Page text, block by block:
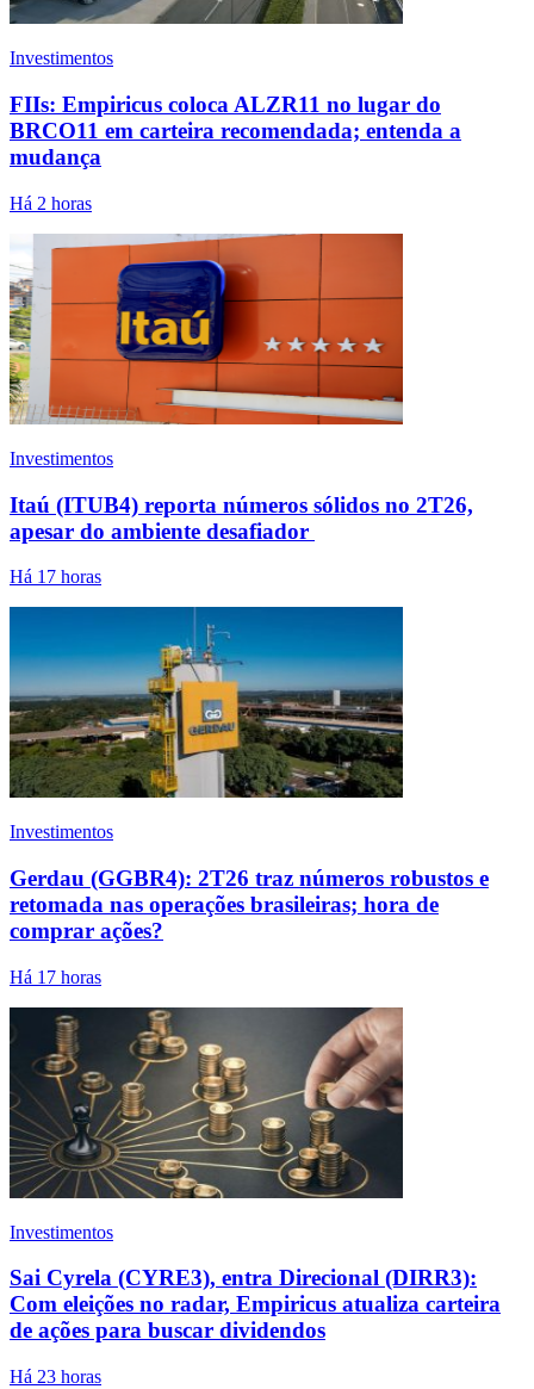
Investimentos
FIIs: Empiricus coloca ALZR11 no lugar do
BRCO11 em carteira recomendada; entenda a
mudança
Há 2 horas
Investimentos
Itaú (ITUB4) reporta números sólidos no 2T26,
apesar do ambiente desafiador
Há 17 horas
Investimentos
Gerdau (GGBR4): 2T26 traz números robustos e
retomada nas operações brasileiras; hora de
comprar ações?
Há 17 horas
Investimentos
Sai Cyrela (CYRE3), entra Direcional (DIRR3):
Com eleições no radar, Empiricus atualiza carteira
de ações para buscar dividendos
Há 23 horas